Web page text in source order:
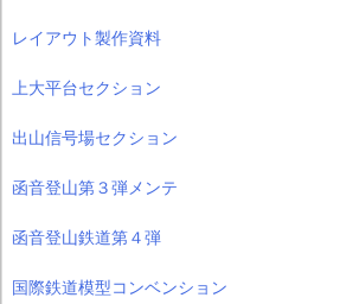
レイアウト製作資料
上大平台セクション
出山信号場セクション
函音登山第３弾メンテ
函音登山鉄道第４弾
国際鉄道模型コンベンション